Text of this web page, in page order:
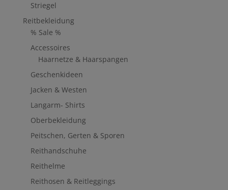
Striegel
Reitbekleidung
% Sale %
Accessoires
Haarnetze & Haarspangen
Geschenkideen
Jacken & Westen
Langarm- Shirts
Oberbekleidung
Peitschen, Gerten & Sporen
Reithandschuhe
Reithelme
Reithosen & Reitleggings